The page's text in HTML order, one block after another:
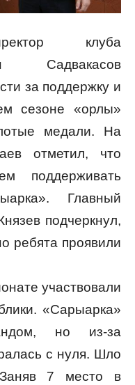
клуба
Садвакасов
за поддержку и
сезоне «орлы»
медали. На
отметил, что
поддерживать
Главный
подчеркнул,
ребята проявили
участвовали
«Сарыарка»
но из-за
с нуля. Шло
7 место в